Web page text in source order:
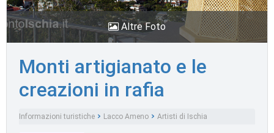
Altre Foto
Monti artigianato e le
creazioni in rafia
Informazioni turistiche Lacco Ameno Artisti di Ischia